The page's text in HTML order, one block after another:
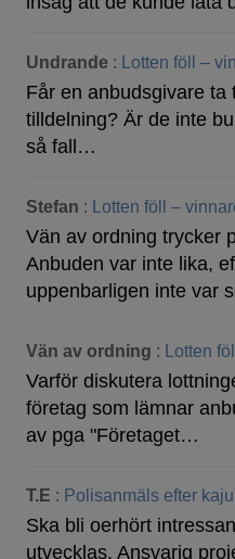
Undrande : Lotten föll –
Får en anbudsgivare
tilldelning? Är de inte
så fall…
Stefan : Lotten föll –
Vän av ordning trycker
Anbuden var inte lika,
uppenbarligen inte var
Vän av ordning : Lotten
Varför diskutera
företag som lämnar
av pga "Företaget…
T.E : Polisanmäls efter
Ska bli oerhört
utvecklas. Ansvarig